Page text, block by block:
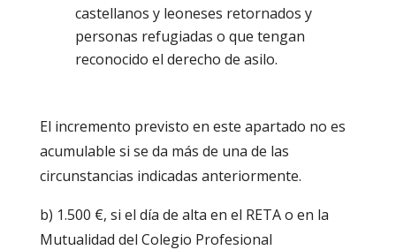
castellanos y leoneses retornados y
personas refugiadas o que tengan
reconocido el derecho de asilo.
El incremento previsto en este apartado no es
acumulable si se da más de una de las
circunstancias indicadas anteriormente.
b) 1.500 €, si el día de alta en el RETA o en la
Mutualidad del Colegio Profesional